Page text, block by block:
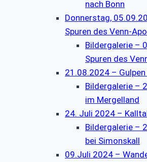
nach Bonn
Donnerstag,
Spuren des Venn-
Bildergalerie –
Spuren des
21.08.2024 –
Bildergalerie –
im Mergelland
24. Juli 2024 –
Bildergalerie –
bei Simonskall
09.Juli 2024 –